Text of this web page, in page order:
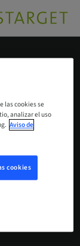
las cookies se
analizar el uso
Aviso de
cookies